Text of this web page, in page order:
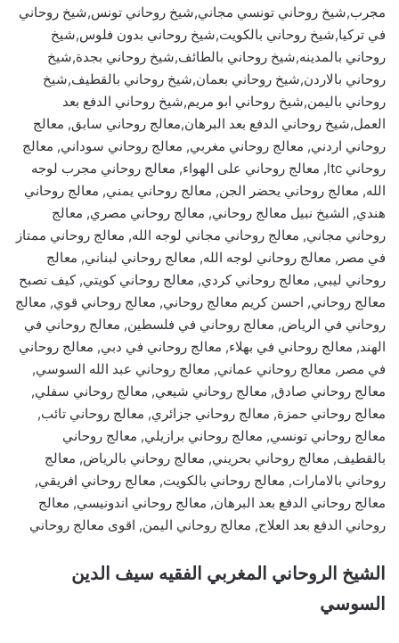
مجرب,شيخ روحاني تونسي مجاني,شيخ روحاني تونس,شيخ روحاني
في تركيا,شيخ روحاني بالكويت,شيخ روحاني بدون فلوس,شيخ
روحاني بالمدينه,شيخ روحاني بالطائف,شيخ روحاني بجدة,شيخ
روحاني بالاردن,شيخ روحاني بعمان,شيخ روحاني بالقطيف,شيخ
روحاني باليمن,شيخ روحاني ابو مريم,شيخ روحاني الدفع بعد
العمل,شيخ روحاني الدفع بعد البرهان,معالج روحاني سابق, معالج
روحاني اردني, معالج روحاني مغربي, معالج روحاني سوداني, معالج
روحاني ltc, معالج روحاني على الهواء, معالج روحاني مجرب لوجه
الله, معالج روحاني يحضر الجن, معالج روحاني يمني, معالج روحاني
هندي, الشيخ نبيل معالج روحاني, معالج روحاني مصري, معالج
روحاني مجاني, معالج روحاني مجاني لوجه الله, معالج روحاني ممتاز
في مصر, معالج روحاني لوجه الله, معالج روحاني لبناني, معالج
روحاني ليبي, معالج روحاني كردي, معالج روحاني كويتي, كيف تصبح
معالج روحاني, احسن كريم معالج روحاني, معالج روحاني قوي, معالج
روحاني في الرياض, معالج روحاني في فلسطين, معالج روحاني في
الهند, معالج روحاني في بهلاء, معالج روحاني في دبي, معالج روحاني
في مصر, معالج روحاني عماني, معالج روحاني عبد الله السوسي,
معالج روحاني صادق, معالج روحاني شيعي, معالج روحاني سفلي,
معالج روحاني حمزة, معالج روحاني جزائري, معالج روحاني تائب,
معالج روحاني تونسي, معالج روحاني برازيلي, معالج روحاني
بالقطيف, معالج روحاني بحريني, معالج روحاني بالرياض, معالج
روحاني بالامارات, معالج روحاني بالكويت, معالج روحاني افريقي,
معالج روحاني الدفع بعد البرهان, معالج روحاني اندونيسي, معالج
روحاني الدفع بعد العلاج, معالج روحاني اليمن, اقوى معالج روحاني
الشيخ الروحاني المغربي الفقيه سيف الدين
السوسي